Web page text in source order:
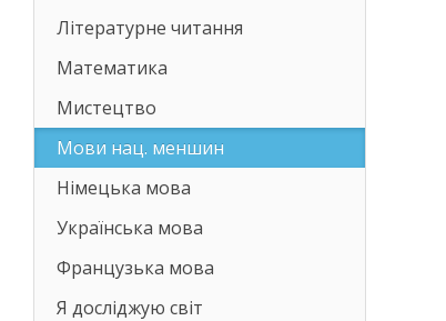
Літературне читання
Математика
Мистецтво
Мови нац. меншин
Німецька мова
Українська мова
Французька мова
Я досліджую світ